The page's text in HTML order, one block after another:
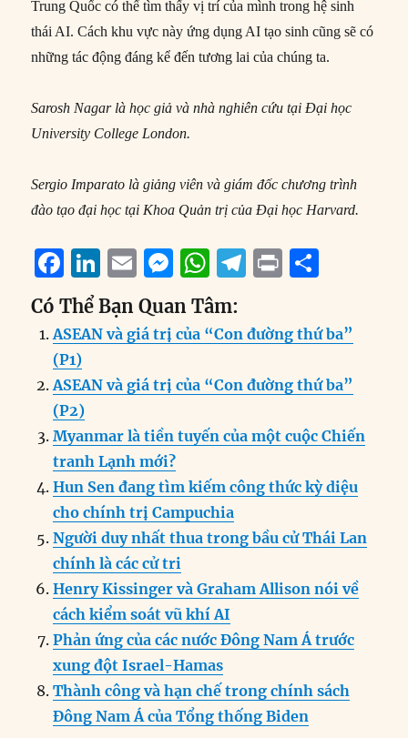
Trung Quốc có thể tìm thấy vị trí của mình trong hệ sinh
thái AI. Cách khu vực này ứng dụng AI tạo sinh cũng sẽ có
những tác động đáng kể đến tương lai của chúng ta.
Sarosh Nagar là học giả và nhà nghiên cứu tại Đại học
University College London.
Sergio Imparato là giảng viên và giám đốc chương trình
đào tạo đại học tại Khoa Quản trị của Đại học Harvard.
F
a
c
e
b
o
o
k
Li
n
k
e
d
n
E
m
ai
l
M
ss
e
n
er
W
h
at
s
A
p
T
e
g
r
m
P
n
t
a
re
Có Thể Bạn Quan Tâm:
ASEAN và giá trị của “Con đường thứ ba”
(P1)
ASEAN và giá trị của “Con đường thứ ba”
(P2)
Myanmar là tiền tuyến của một cuộc Chiến
tranh Lạnh mới?
Hun Sen đang tìm kiếm công thức kỳ diệu
cho chính trị Campuchia
Người duy nhất thua trong bầu cử Thái Lan
chính là các cử tri
Henry Kissinger và Graham Allison nói về
cách kiểm soát vũ khí AI
Phản ứng của các nước Đông Nam Á trước
xung đột Israel-Hamas
Thành công và hạn chế trong chính sách
Đông Nam Á của Tổng thống Biden